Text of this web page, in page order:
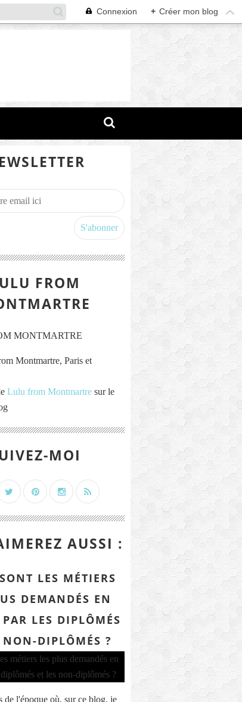
Connexion + Créer mon blog
FROM
Montmartre, Paris et
Lulu from Montmartre sur le
MOI
AUSSI :
LES MÉTIERS
DEMANDÉS EN
LES DIPLÔMÉS
NON-DIPLÔMÉS ?
de l'époque où, sur ce blog, je